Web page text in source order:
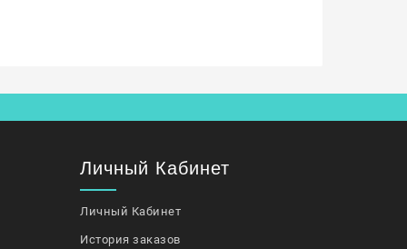
Личный Кабинет
Личный Кабинет
История заказов